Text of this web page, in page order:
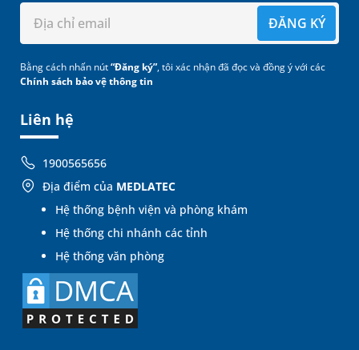
Liên hệ
1900565656
Địa điểm của MEDLATEC
Hệ thống bệnh viện và phòng khám
Hệ thống chi nhánh các tỉnh
Hệ thống văn phòng
ĐĂNG KÝ
Bằng cách nhấn nút“Đăng ký”, tôi xác nhận đã đọc và đồng ý với các
Chính sách bảo vệ thông tin